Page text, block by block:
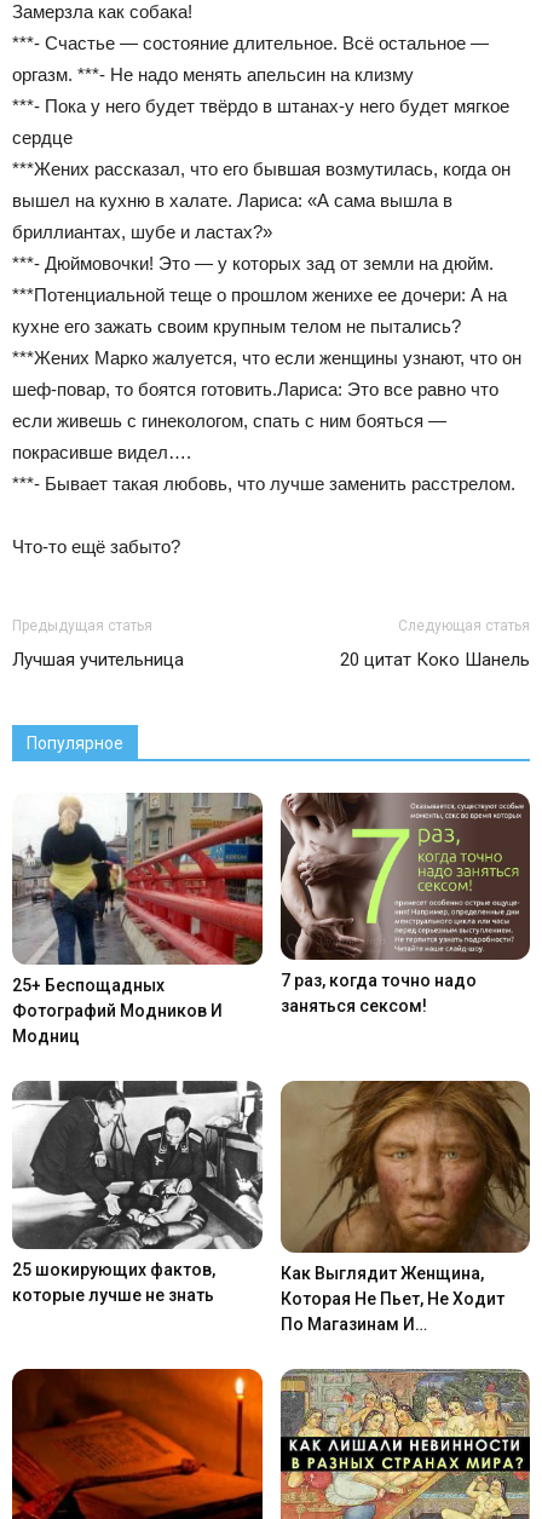
Замерзла как собака!
***- Счастье — состояние длительное. Всё остальное —
оргазм. ***- Не надо менять апельсин на клизму
***- Пока у него будет твёрдо в штанах-у него будет мягкое
сердце
***Жених рассказал, что его бывшая возмутилась, когда он
вышел на кухню в халате. Лариса: «А сама вышла в
бриллиантах, шубе и ластах?»
***- Дюймовочки! Это — у которых зад от земли на дюйм.
***Потенциальной теще о прошлом женихе ее дочери: А на
кухне его зажать своим крупным телом не пытались?
***Жених Марко жалуется, что если женщины узнают, что он
шеф-повар, то боятся готовить.Лариса: Это все равно что
если живешь с гинекологом, спать с ним бояться —
покрасивше видел….
***- Бывает такая любовь, что лучше заменить расстрелом.
Что-то ещё забыто?
Предыдущая статья
Лучшая учительница
Следующая статья
20 цитат Коко Шанель
Популярное
25+ Беспощадных
Фотографий Модников И
Модниц
7 раз, когда точно надо
заняться сексом!
25 шокирующих фактов,
которые лучше не знать
Как Выглядит Женщина,
Которая Не Пьет, Не Ходит
По Магазинам И…